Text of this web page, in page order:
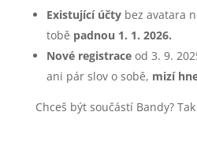
Existující účtybez avatara
tobě padnou 1. 1. 2026.
Nové registraceod 3. 9.
ani pár slov o sobě, mizí
Chceš být součástí Bandy?